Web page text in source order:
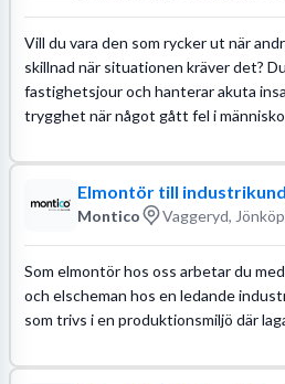
Vill du vara den som rycker ut när
skillnad när situationen kräver det?
fastighetsjour och hanterar akuta
trygghet när något gått fel i
Elmontör till
Montico Vaggeryd,
Som elmontör hos oss arbetar du
och elscheman hos en ledande
som trivs i en produktionsmiljö där